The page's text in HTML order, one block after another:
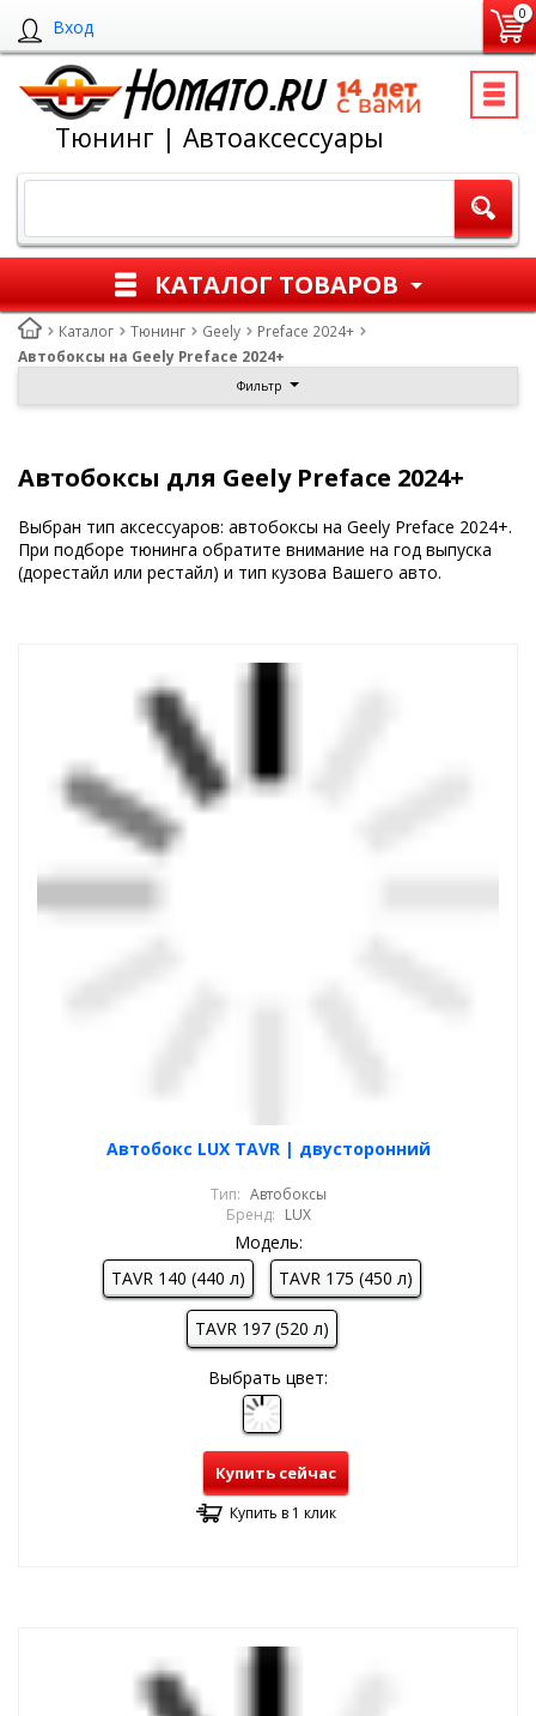
Вход
0
Тюнинг | Автоаксессуары
КАТАЛОГ ТОВАРОВ
Каталог Тюнинг Geely
Preface 2024+
Автобоксы на Geely Preface 2024+
Фильтр
Автобоксы для Geely Preface 2024+
Выбран тип аксессуаров: автобоксы на Geely Preface 2024+.
При подборе тюнинга обратите внимание на год выпуска
(дорестайл или рестайл) и тип кузова Вашего авто.
Автобокс LUX TAVR | двусторонний
Тип: Автобоксы
Бренд: LUX
Модель:
TAVR 140 (440 л)
TAVR 175 (450 л)
TAVR 197 (520 л)
Выбрать цвет:
Купить сейчас
Купить в 1 клик